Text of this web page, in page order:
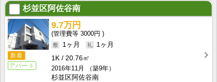
杉並区阿佐谷南
新着
アパート
9.7万円
3000円
1ヶ月
1ヶ月
1K
20.76㎡
2016年11月
（築9年）
杉並区阿佐谷南